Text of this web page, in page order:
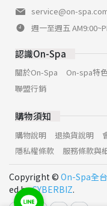
service@on-
週一至週五
認識On-Spa
關於On-Spa On-spa特
聯盟行銷
購物須知
購物說明 退換貨說明
隱私權條款
服務條款與
Copyright © On-Spa全
ed byCYBERBIZ.